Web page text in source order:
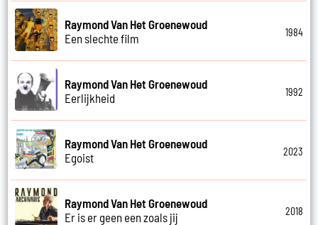
Raymond Van Het Groenewoud
Een slechte film
1984
Raymond Van Het Groenewoud
Eerlijkheid
1992
Raymond Van Het Groenewoud
Egoist
2023
Raymond Van Het Groenewoud
Er is er geen een zoals jij
2018